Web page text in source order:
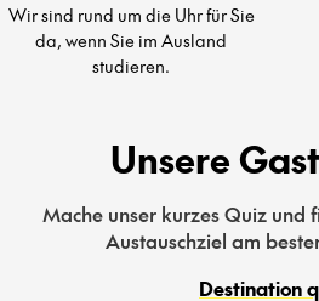
Wir sind rund um die Uhr für Sie
da, wenn Sie im Ausland
studieren.
Unsere
Mache unser kurzes Quiz und
Austauschziel am
Destination